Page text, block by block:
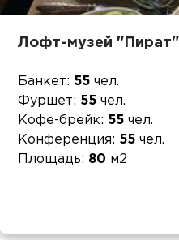
Лофт-музей "Пират"
Банкет 55 чел.
Фуршет
55 чел.
Кофе-брейк
55 чел.
Конференция
55 чел.
Площадь
80 м2